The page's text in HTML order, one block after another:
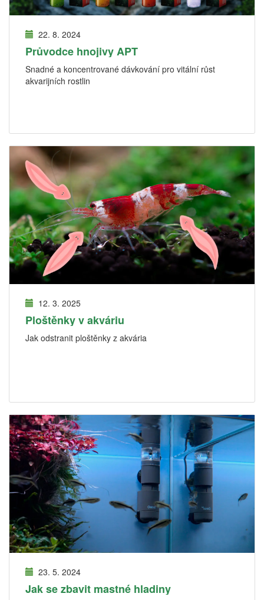
22. 8. 2024
Průvodce hnojivy APT
Snadné a koncentrované dávkování pro vitální růst
akvarijních rostlin
12. 3. 2025
Ploštěnky v akváriu
Jak odstranit ploštěnky z akvária
23. 5. 2024
Jak se zbavit mastné hladiny